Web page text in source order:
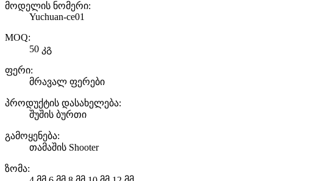
მოდელის ნომერი:
Yuchuan-ce01
MOQ:
50 კგ
ფერი:
მრავალ ფერები
პროდუქტის დასახელება:
შუშის ბურთი
გამოყენება:
თამაშის Shooter
ზომა: